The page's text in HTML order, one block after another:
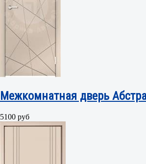
Межкомнатная дверь
5100 руб